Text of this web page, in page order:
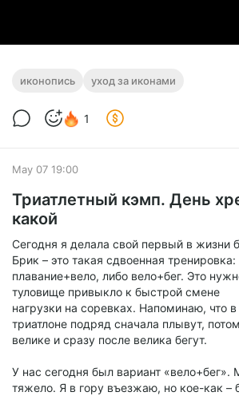
иконопись уход за иконами
1
May 07 19:00
Триатлетный кэмп. День
какой
Сегодня я делала свой первый в жизни
Брик – это такая сдвоенная тренировка:
плавание+вело, либо вело+бег. Это
туловище привыкло к быстрой смене
нагрузки на соревках. Напоминаю, что
триатлоне подряд сначала плывут,
велике и сразу после велика бегут.
У нас сегодня был вариант «вело+бег».
тяжело. Я в гору въезжаю, но кое-как –